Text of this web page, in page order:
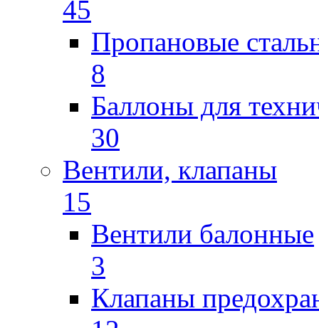
45
Пропановые
8
Баллоны для
30
Вентили, клапаны
15
Вентили балонные
3
Клапаны